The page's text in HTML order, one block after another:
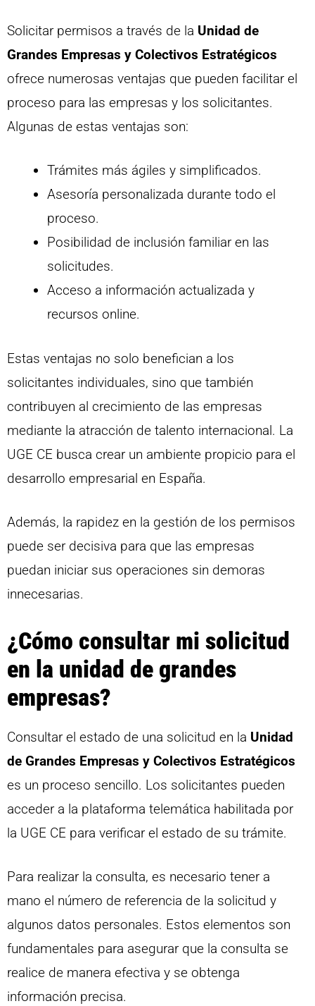
Solicitar permisos a través de la Unidad de
Grandes Empresas y Colectivos Estratégicos
ofrece numerosas ventajas que pueden facilitar el
proceso para las empresas y los solicitantes.
Algunas de estas ventajas son:
Trámites más ágiles y simplificados.
Asesoría personalizada durante todo el
proceso.
Posibilidad de inclusión familiar en las
solicitudes.
Acceso a información actualizada y
recursos online.
Estas ventajas no solo benefician a los
solicitantes individuales, sino que también
contribuyen al crecimiento de las empresas
mediante la atracción de talento internacional. La
UGE CE busca crear un ambiente propicio para el
desarrollo empresarial en España.
Además, la rapidez en la gestión de los permisos
puede ser decisiva para que las empresas
puedan iniciar sus operaciones sin demoras
innecesarias.
¿Cómo consultar mi solicitud
en la unidad de grandes
empresas?
Consultar el estado de una solicitud en la Unidad
de Grandes Empresas y Colectivos Estratégicos
es un proceso sencillo. Los solicitantes pueden
acceder a la plataforma telemática habilitada por
la UGE CE para verificar el estado de su trámite.
Para realizar la consulta, es necesario tener a
mano el número de referencia de la solicitud y
algunos datos personales. Estos elementos son
fundamentales para asegurar que la consulta se
realice de manera efectiva y se obtenga
información precisa.